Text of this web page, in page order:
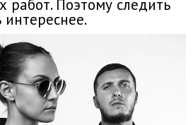
Поэтому следить